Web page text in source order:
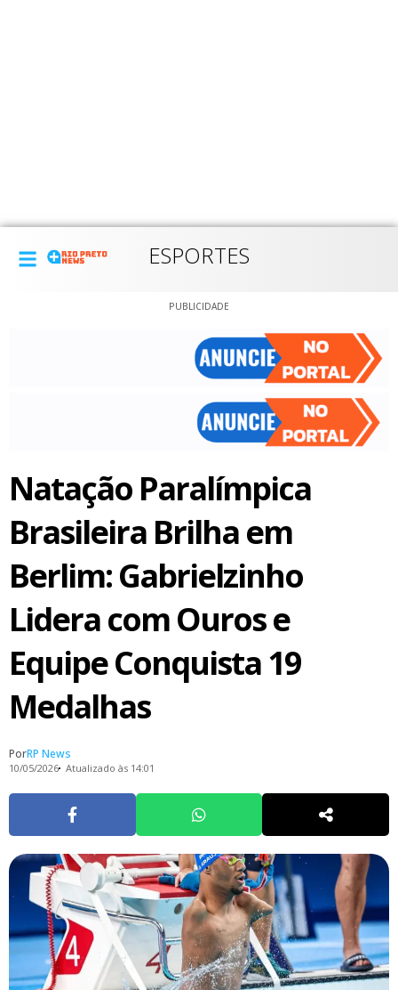
ESPORTES
PUBLICIDADE
Natação Paralímpica
Brasileira Brilha em
Berlim: Gabrielzinho
Lidera com Ouros e
Equipe Conquista 19
Medalhas
PorRP News
10/05/2026 Atualizado às 14:01